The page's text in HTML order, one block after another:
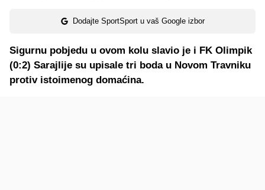
Dodajte SportSport u vaš Google izbor
Sigurnu pobjedu u ovom kolu slavio je i FK Olimpik
(0:2) Sarajlije su upisale tri boda u Novom Travniku
protiv istoimenog domaćina.